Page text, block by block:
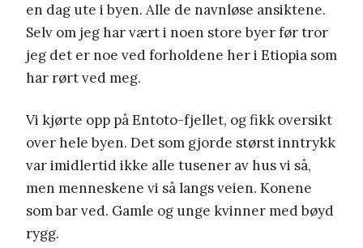
en dag ute i byen. Alle de navnløse ansiktene.
Selv om jeg har vært i noen store byer før tror
jeg det er noe ved forholdene her i Etiopia som
har rørt ved meg.
Vi kjørte opp på Entoto-fjellet, og fikk oversikt
over hele byen. Det som gjorde størst inntrykk
var imidlertid ikke alle tusener av hus vi så,
men menneskene vi så langs veien. Konene
som bar ved. Gamle og unge kvinner med bøyd
rygg.